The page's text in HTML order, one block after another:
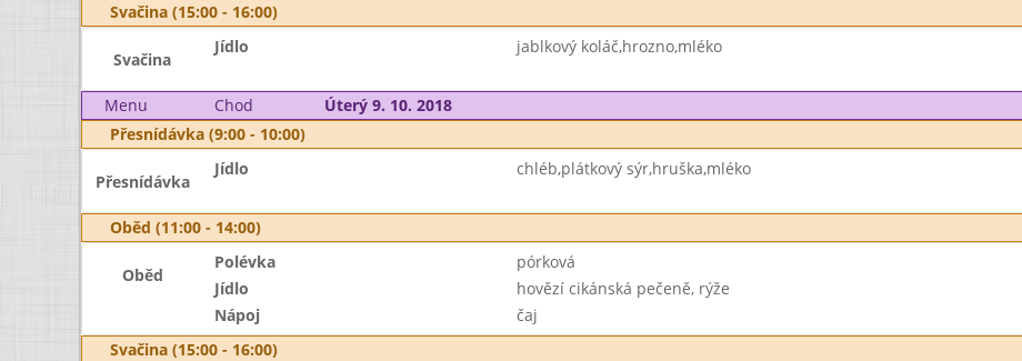
Svačina (15:00 - 16:00)
Svačina
Jídlo jablkový koláč,hrozno,mléko
Menu Chod Úterý 9. 10. 2018
Přesnídávka (9:00 - 10:00)
Přesnídávka
Jídlo chléb,plátkový sýr,hruška,mléko
Oběd (11:00 - 14:00)
Oběd
Polévka pórková
Jídlo
hovězí cikánská pečeně, rýže
Nápoj
čaj
Svačina (15:00 - 16:00)